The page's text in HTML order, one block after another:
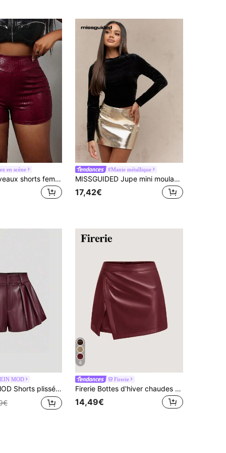
en scène
Slaydiva Nouveaux shorts femme style décontracté printemps/été, coupe slim, imprimé léopard rouge texturé en PU. Convient pour les vacances, le Nouvel An, les rendez-vous, la Saint-Valentin, les fêtes, les sorties, les clubs sexy, les boîtes de nuit, les courses. Carnavals, festivals de musique, concerts, rue
#Manie métallique
MISSGUIDED Jupe mini moulante métallique futuriste Y2K, style casual chic
17,42€
MOD
invité de mariage, concert, fête, chic. Shorts plissés à taille haute pour femmes, shorts plissés aspect chic rouge vin, shorts bourgogne
6
Firerie
Firerie Bottes d'hiver chaudes pour hommes avec tige résistante à l'eau, doublure thermique, semelle épaisse pour le confort et l'antidérapance. Convient aux loisirs et sports extérieurs.
14,49€